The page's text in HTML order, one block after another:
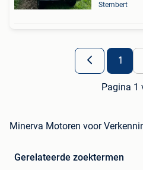
Stembert
1
Pagina 1
Minerva Motoren voor
Gerelateerde zoektermen